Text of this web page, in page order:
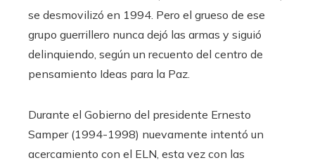
se desmovilizó en 1994. Pero el grueso de ese
grupo guerrillero nunca dejó las armas y siguió
delinquiendo, según un recuento del centro de
pensamiento Ideas para la Paz.
Durante el Gobierno del presidente Ernesto
Samper (1994-1998) nuevamente intentó un
acercamiento con el ELN, esta vez con las